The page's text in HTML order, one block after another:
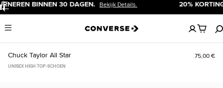
Pauzeren20% KORTING VOOR NIEUWE KLANTEN. Meld Je Nu Aan!
Menu
Geen
artikelen
in
Chuck Taylor All Star 75,00 €
UNISEX HIGH TOP-SCHOEN